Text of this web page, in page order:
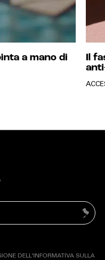
a mano di
Il
DELL'INFORMATIVA SULLA
Invia